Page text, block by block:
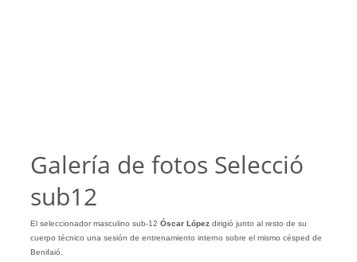
Galería de fotos Selecció
sub12
El seleccionador masculino sub-12 Óscar Lópezdirigió junto al resto de su
cuerpo técnico una sesión de entrenamiento interno sobre el mismo césped de
Benifaió.